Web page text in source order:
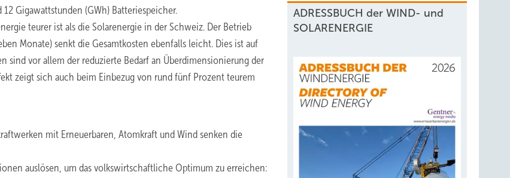
Gigawattstunden (GWh) Batteriespeicher.
teurer ist als die Solarenergie in der Schweiz. Der Betrieb
Monate) senkt die Gesamtkosten ebenfalls leicht. Dies ist auf
sind vor allem der reduzierte Bedarf an Überdimensionierung der
zeigt sich auch beim Einbezug von rund fünf Prozent teurem
mit Erneuerbaren, Atomkraft und Wind senken die
auslösen, um das volkswirtschaftliche Optimum zu erreichen:
ADRESSBUCH der WIND- und
SOLARENERGIE